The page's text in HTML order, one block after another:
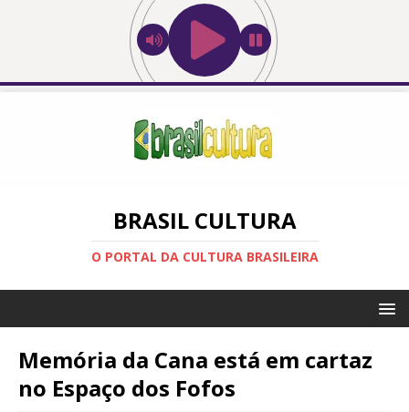
BRASIL CULTURA
O PORTAL DA CULTURA BRASILEIRA
Memória da Cana está em cartaz
no Espaço dos Fofos